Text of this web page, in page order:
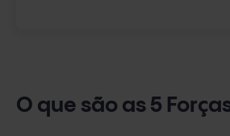
O que são as 5